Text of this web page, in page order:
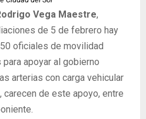
Vega Maestre,
de 5 de febrero hay
oficiales de movilidad
apoyar al gobierno
arterias con carga vehicular
de este apoyo, entre